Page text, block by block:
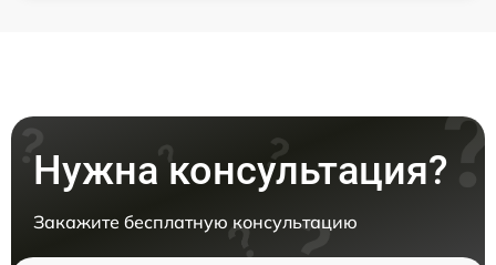
Нужна консультация?
Закажите бесплатную консультацию